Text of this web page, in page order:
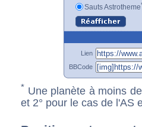
Sauts Astrotheme
Lien
BBCode
* Une planète à moins
et 2° pour le cas de l'AS